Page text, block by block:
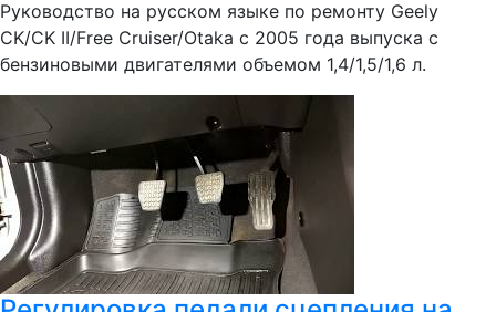
Руководство на русском языке по ремонту Geely
CK/CK II/Free Cruiser/Otaka с 2005 года выпуска с
бензиновыми двигателями объемом 1,4/1,5/1,6 л.